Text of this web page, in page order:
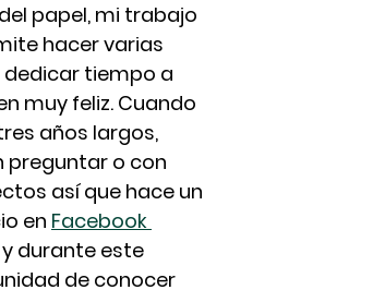
papel, mi trabajo
hacer varias
dedicar tiempo a
muy feliz. Cuando
años largos,
preguntar o con
así que hace un
en Facebook
y durante este
de conocer